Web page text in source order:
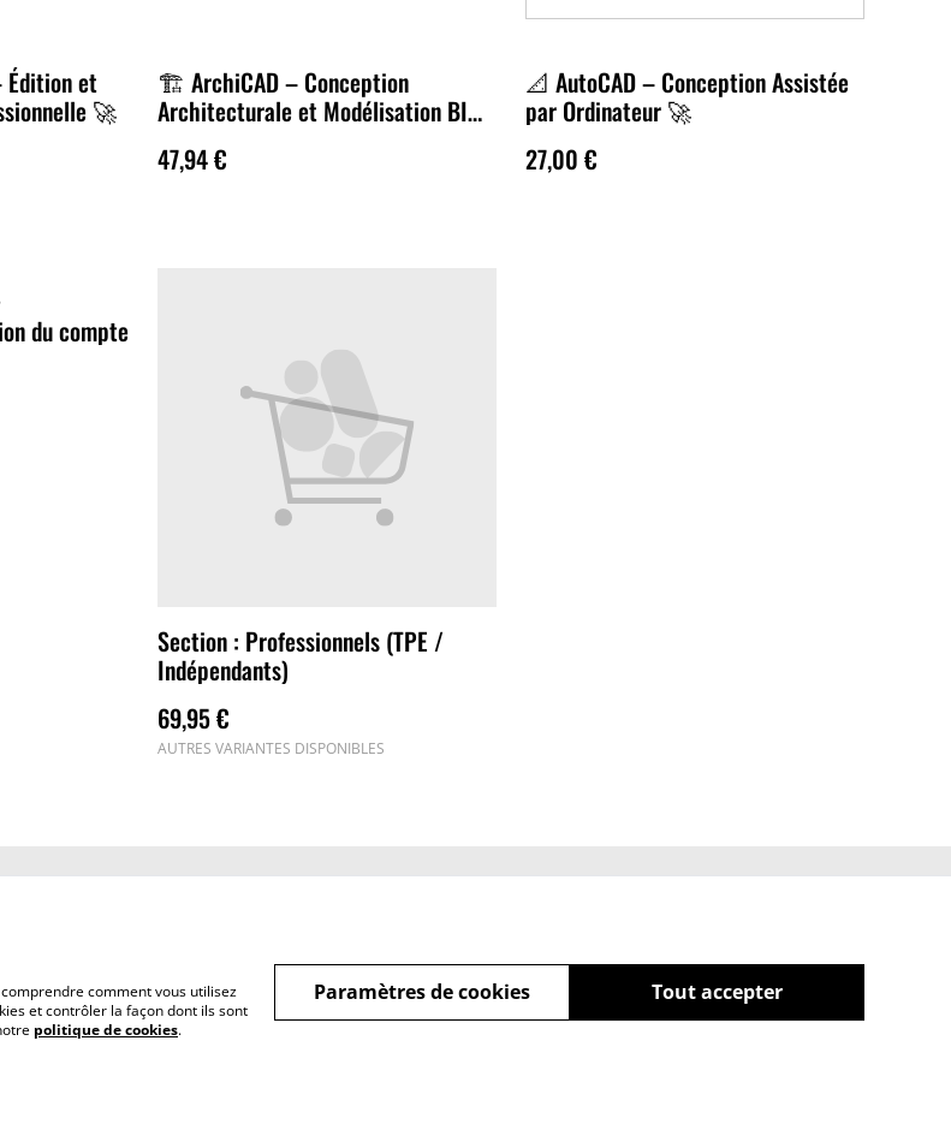
et
🚀
🏗️ ArchiCAD – Conception
Architecturale et Modélisation BIM
🚀
47,94 €
📐 AutoCAD – Conception Assistée
par Ordinateur 🚀
27,00 €
du compte
Section : Professionnels (TPE /
Indépendants)
69,95 €
AUTRES VARIANTES DISPONIBLES
comment vous utilisez
et contrôler la façon dont ils sont
politique de cookies.
Tout accepter
Paramètres de cookies